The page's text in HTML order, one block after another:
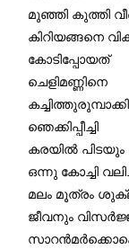
മുഞ്ഞി കുത്തി
കിറിയങ്ങനെ
കോടിപ്പോയത്
ചെളിമണ്ണിനെ
കച്ചിത്തുരുമ്പാക്കി
ഞെക്കിപ്പീച്ചി
കരയിൽ പിടയും
ഒന്നു കോച്ചി
മലം മൂത്രം
ജീവനും